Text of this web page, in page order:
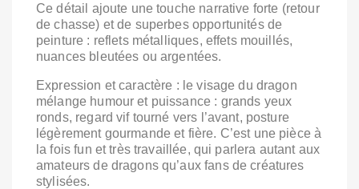
Ce détail ajoute une touche narrative forte (retour
de chasse) et de superbes opportunités de
peinture : reflets métalliques, effets mouillés,
nuances bleutées ou argentées.
Expression et caractère : le visage du dragon
mélange humour et puissance : grands yeux
ronds, regard vif tourné vers l’avant, posture
légèrement gourmande et fière. C’est une pièce à
la fois fun et très travaillée, qui parlera autant aux
amateurs de dragons qu’aux fans de créatures
stylisées.